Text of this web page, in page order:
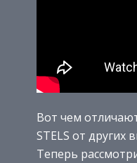
Вот чем
STELS от других
Теперь